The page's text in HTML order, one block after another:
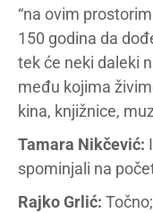
“na ovim
150 godina da
tek će neki daleki
među kojima
kina, knjižnice,
Tamara Nikčević:
spominjali na
Rajko Grlić: